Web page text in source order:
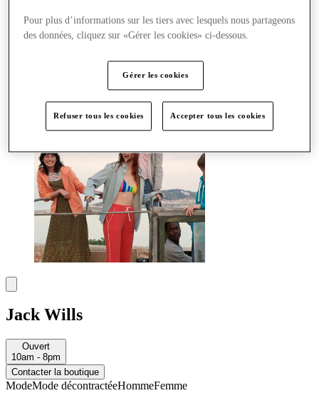
Cartes cadeaux
Carte du Centre
Jack Wills
Ouvert
10am - 8pm
Contacter la boutique
ModeMode décontractéeHommeFemme
Pour plus d’informations sur les tiers avec lesquels nous partageons
des données, cliquez sur «Gérer les cookies» ci-dessous.
Gérer les cookies
Refuser tous les cookies Accepter tous les cookies